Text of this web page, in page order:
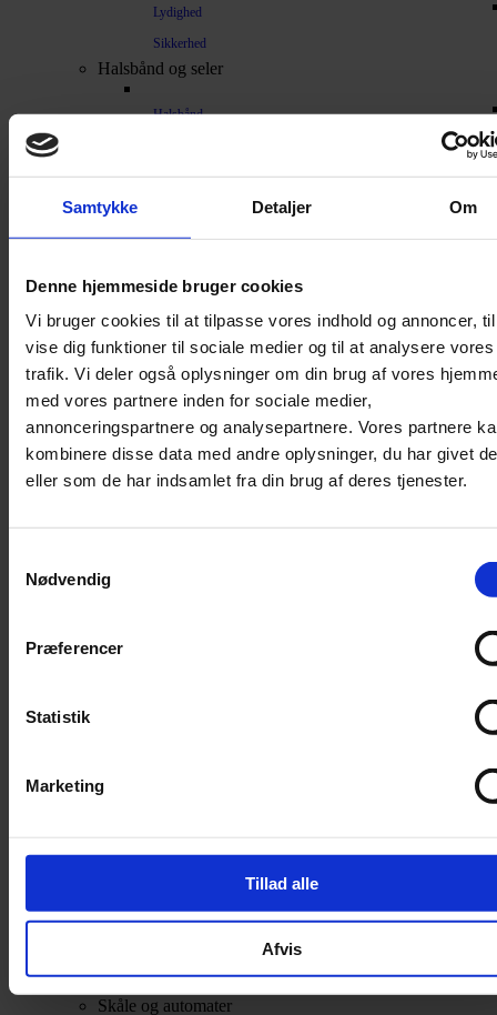
Samtykke Detaljer Om
Denne hjemmeside bruger cookies
Vi bruger cookies til at tilpasse vores indhold og annoncer,
vise dig funktioner til sociale medier og til at analysere vores
trafik. Vi deler også oplysninger om din brug af vores
med vores partnere inden for sociale medier,
annonceringspartnere og analysepartnere. Vores partnere
kombinere disse data med andre oplysninger, du har givet
eller som de har indsamlet fra din brug af deres tjenester.
Nødvendig
Præferencer
Statistik
Marketing
Tillad alle
Afvis
Lydighed
Sikkerhed
Halsbånd og seler
Halsbånd
Seler / Liner
Kattetoilet
Kattetoilet
Sandmåtter
Grusskovl
Luftrenser / Lugtfjerner
Affaldsposer
Kattemalt
Mælkeerstatning
Understøtning af gamle led
Skåle og automater